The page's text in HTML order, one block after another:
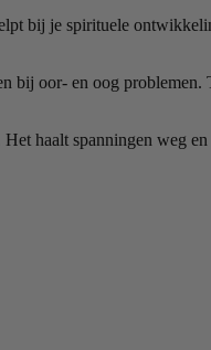
bij je spirituele
bij oor- en oog problemen.
haalt spanningen weg